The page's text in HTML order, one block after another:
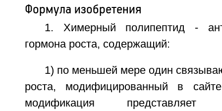
Формула изобретения
1. Химерный полипептид -
гормона роста, содержащий:
1) по меньшей мере один
роста, модифицированный в
модификация